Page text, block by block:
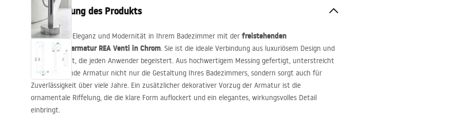
Badezimmerzubehör und Möbel
Beschreibung des Produkts
Schätzen Sie Eleganz und Modernität in Ihrem Badezimmer mit der freistehenden
Badewannenarmatur REA Venti in Chrom. Sie ist die ideale Verbindung aus luxuriösem Design und
Funktionalität, die jeden Anwender begeistert. Aus hochwertigem Messing gefertigt, unterstreicht
die freistehende Armatur nicht nur die Gestaltung Ihres Badezimmers, sondern sorgt auch für
Zuverlässigkeit über viele Jahre. Ein zusätzlicher dekorativer Vorzug der Armatur ist die
ornamentale Riffelung, die die klare Form auflockert und ein elegantes, wirkungsvolles Detail
einbringt.